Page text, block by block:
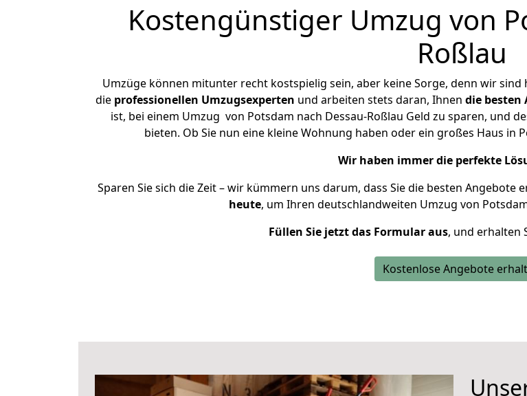
Kostengünstiger Umzug von
Roßlau
Umzüge können mitunter recht kostspielig sein, aber keine Sorge, denn wir sind
die professionellen Umzugsexperten und arbeiten stets daran, Ihnen die besten
ist, bei einem Umzug von Potsdam nach Dessau-Roßlau Geld zu sparen, und
bieten. Ob Sie nun eine kleine Wohnung haben oder ein großes Haus in
Wir haben immer die perfekte
Sparen Sie sich die Zeit – wir kümmern uns darum, dass Sie die besten Angebote
heute, um Ihren deutschlandweiten Umzug von
Füllen Sie jetzt das Formular aus, und erhalten
Kostenlose Angebote